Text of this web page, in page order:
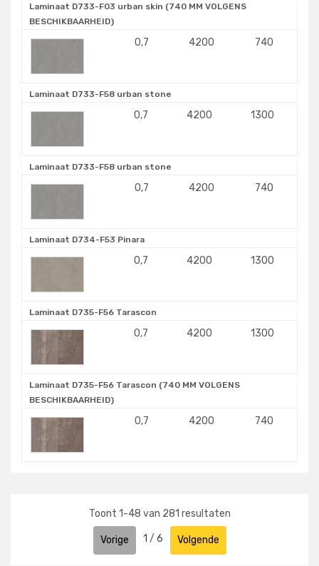
Laminaat D733-F03 urban skin (740 MM VOLGENS
BESCHIKBAARHEID)
0,7 4200 740
Laminaat D733-F58 urban stone
0,7 4200 1300
Laminaat D733-F58 urban stone
0,7 4200 740
Laminaat D734-F53 Pinara
0,7 4200 1300
Laminaat D735-F56 Tarascon
0,7 4200 1300
Laminaat D735-F56 Tarascon (740 MM VOLGENS
BESCHIKBAARHEID)
0,7 4200 740
Toont 1-48 van 281 resultaten
Vorige 1 / 6 Volgende